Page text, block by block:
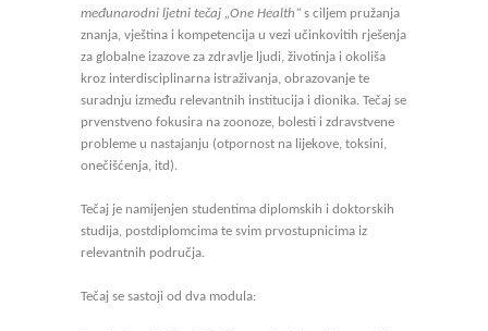
međunarodni ljetni tečaj „One Health“ s ciljem pružanja
znanja, vještina i kompetencija u vezi učinkovitih rješenja
za globalne izazove za zdravlje ljudi, životinja i okoliša
kroz interdisciplinarna istraživanja, obrazovanje te
suradnju između relevantnih institucija i dionika. Tečaj se
prvenstveno fokusira na zoonoze, bolesti i zdravstvene
probleme u nastajanju (otpornost na lijekove, toksini,
onečišćenja, itd).
Tečaj je namijenjen studentima diplomskih i doktorskih
studija, postdiplomcima te svim prvostupnicima iz
relevantnih područja.
Tečaj se sastoji od dva modula: